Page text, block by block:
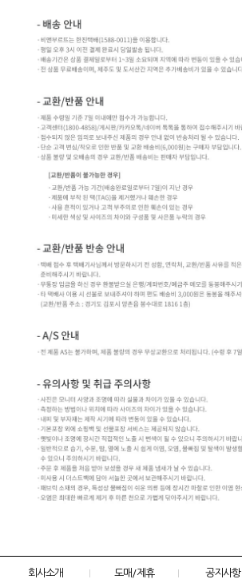
회사소개 도매/제휴 공지사항